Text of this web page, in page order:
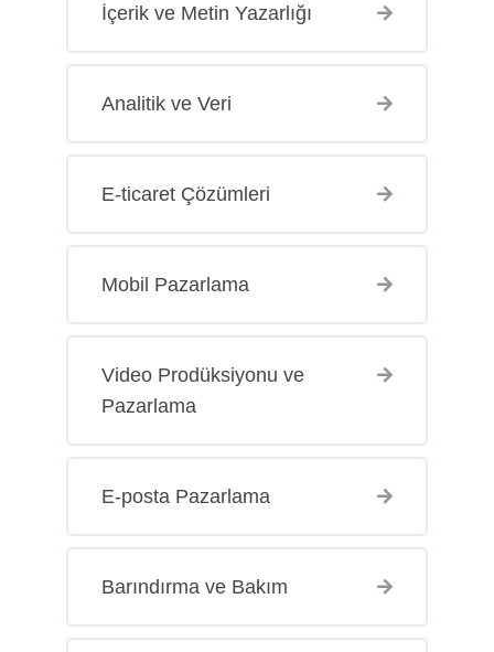
İçerik ve Metin Yazarlığı
Analitik ve Veri
E-ticaret Çözümleri
Mobil Pazarlama
Video Prodüksiyonu ve
Pazarlama
E-posta Pazarlama
Barındırma ve Bakım